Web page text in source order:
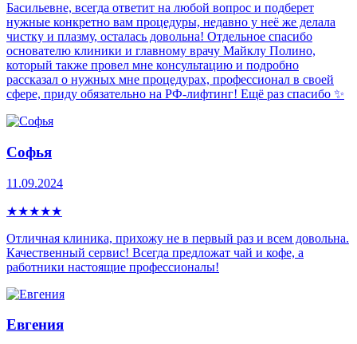
Басильевне, всегда ответит на любой вопрос и подберет
нужные конкретно вам процедуры, недавно у неё же делала
чистку и плазму, осталась довольна! Отдельное спасибо
основателю клиники и главному врачу Майклу Полино,
который также провел мне консультацию и подробно
рассказал о нужных мне процедурах, профессионал в своей
сфере, приду обязательно на РФ-лифтинг! Ещё раз спасибо ✨
Софья
11.09.2024
★★★★★
Отличная клиника, прихожу не в первый раз и всем довольна.
Качественный сервис! Всегда предложат чай и кофе, а
работники настоящие профессионалы!
Евгения